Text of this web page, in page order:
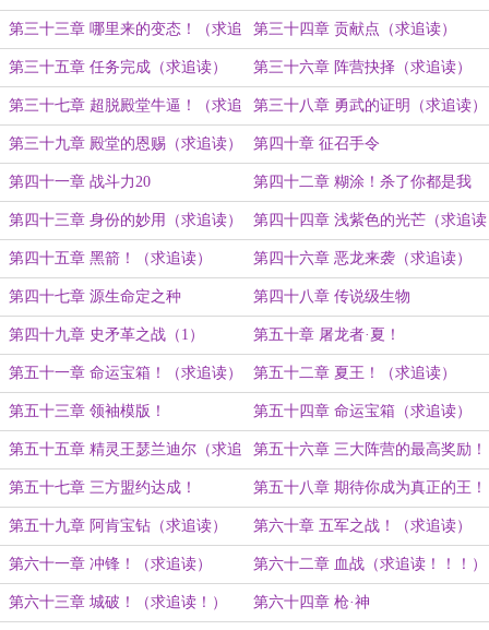
第三十三章 哪里来的变态！（求追
读）
第三十四章 贡献点（求追读）
第三十五章 任务完成（求追读） 第三十六章 阵营抉择（求追读）
第三十七章 超脱殿堂牛逼！（求追
读）
第三十八章 勇武的证明（求追读）
第三十九章 殿堂的恩赐（求追读） 第四十章 征召手令
第四十一章 战斗力20 第四十二章 糊涂！杀了你都是我
的！
第四十三章 身份的妙用（求追读） 第四十四章 浅紫色的光芒（求追读
哇）
第四十五章 黑箭！（求追读） 第四十六章 恶龙来袭（求追读）
第四十七章 源生命定之种 第四十八章 传说级生物
第四十九章 史矛革之战（1） 第五十章 屠龙者·夏！
第五十一章 命运宝箱！（求追读） 第五十二章 夏王！（求追读）
第五十三章 领袖模版！ 第五十四章 命运宝箱（求追读）
第五十五章 精灵王瑟兰迪尔（求追
读）
第五十六章 三大阵营的最高奖励！
（求追读）
第五十七章 三方盟约达成！ 第五十八章 期待你成为真正的王！
第五十九章 阿肯宝钻（求追读） 第六十章 五军之战！（求追读）
第六十一章 冲锋！（求追读） 第六十二章 血战（求追读！！！）
第六十三章 城破！（求追读！） 第六十四章 枪·神